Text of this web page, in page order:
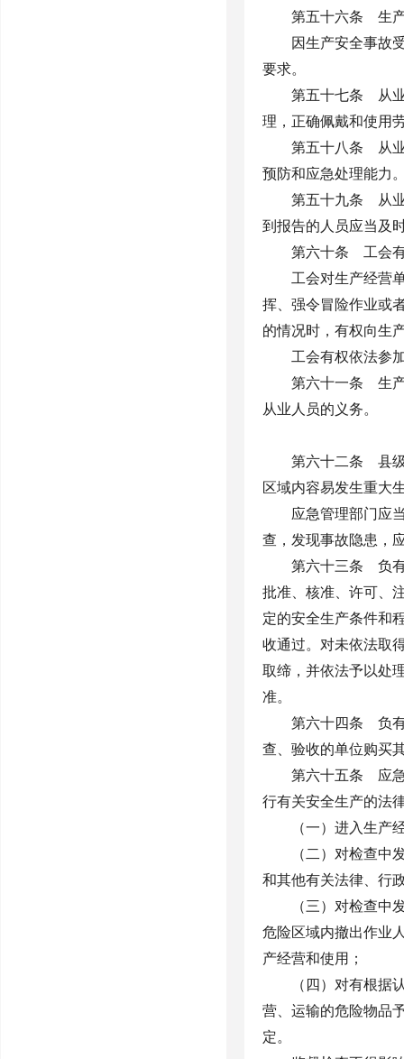
第五十六条 生产
因生产安全事故
要求。
第五十七条 从业
理，正确佩戴和使用
第五十八条 从业
预防和应急处理能力
第五十九条 从业
到报告的人员应当及
第六十条 工会有
工会对生产经营
挥、强令冒险作业或
的情况时，有权向生
工会有权依法参
第六十一条 生产
从业人员的义务。
第六十二条 县级
区域内容易发生重大
应急管理部门应
查，发现事故隐患，
第六十三条 负有
批准、核准、许可、
定的安全生产条件和
收通过。对未依法取
取缔，并依法予以处
准。
第六十四条 负有
查、验收的单位购买
第六十五条 应急
行有关安全生产的法
（一）进入生产
（二）对检查中
和其他有关法律、行
（三）对检查中
危险区域内撤出作业
产经营和使用；
（四）对有根据
营、运输的危险物品
定。